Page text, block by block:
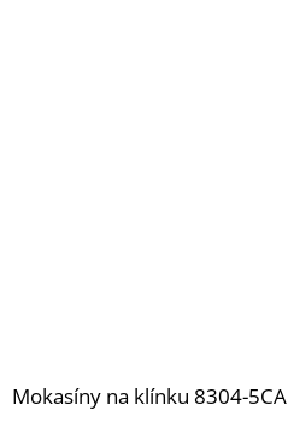
Mokasíny na klínku 8304-5CA